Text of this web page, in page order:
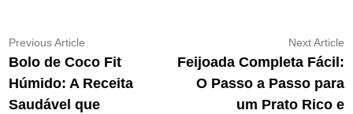
Navegação
de
Post
Previous Article
article:
Bolo de Coco Fit
Húmido: A Receita
Saudável que
Next Article
Feijoada Completa Fácil:
O Passo a Passo para
um Prato Rico e